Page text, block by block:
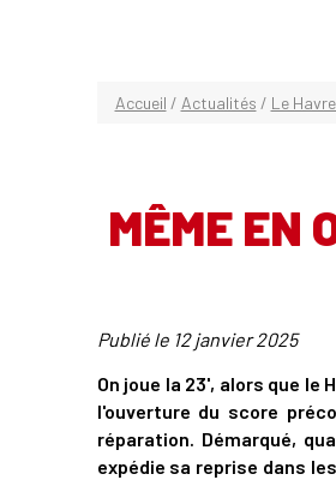
Accueil / Actualités / Le
MÊME EN
Publié le 12 janvier 2025
On joue la 23', alors que le
l'ouverture du score
réparation. Démarqué,
expédie sa reprise dans